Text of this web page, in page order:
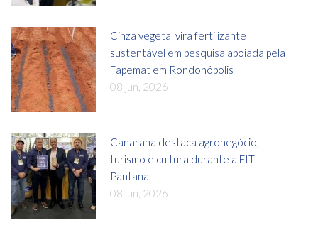
Cinza vegetal vira fertilizante
sustentável em pesquisa apoiada pela
Fapemat em Rondonópolis
08 jun, 2026
Canarana destaca agronegócio,
turismo e cultura durante a FIT
Pantanal
08 jun, 2026